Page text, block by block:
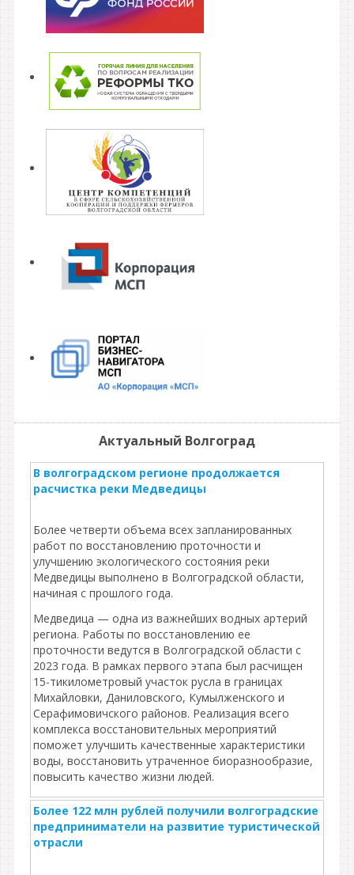
Актуальный Волгоград
В волгоградском регионе продолжается
расчистка реки Медведицы
Более четверти объема всех запланированных
работ по восстановлению проточности и
улучшению экологического состояния реки
Медведицы выполнено в Волгоградской области,
начиная с прошлого года.
Медведица — одна из важнейших водных артерий
региона. Работы по восстановлению ее
проточности ведутся в Волгоградской области с
2023 года. В рамках первого этапа был расчищен
15-тикилометровый участок русла в границах
Михайловки, Даниловского, Кумылженского и
Серафимовичского районов. Реализация всего
комплекса восстановительных мероприятий
поможет улучшить качественные характеристики
воды, восстановить утраченное биоразнообразие,
повысить качество жизни людей.
Более 122 млн рублей получили волгоградские
предприниматели на развитие туристической
отрасли